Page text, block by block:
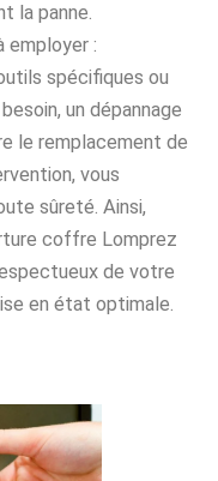
la panne.
employer :
spécifiques ou
un dépannage
le remplacement de
vous
sûreté. Ainsi,
coffre Lomprez
de votre
en état optimale.